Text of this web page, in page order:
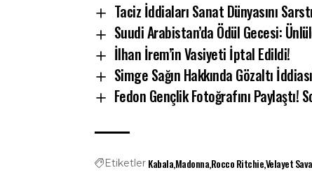
Taciz İddiaları Sanat Dünyasını
Suudi Arabistan’da Ödül Gecesi:
İlhan İrem’in Vasiyeti İptal Edildi!
Simge Sağın Hakkında Gözaltı
Fedon Gençlik Fotoğrafını Paylaştı!
Etiketler KabalaMadonnaRocco RitchieVelayet